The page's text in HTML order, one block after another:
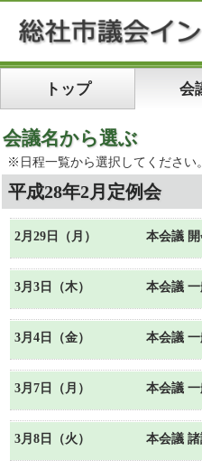
トップ 会
会議名から選ぶ
※日程一覧から選択してください。
平成28年2月定例会
2月29日（月） 本会議
3月3日（木） 本会議 一
3月4日（金） 本会議 一
3月7日（月） 本会議 一
3月8日（火） 本会議